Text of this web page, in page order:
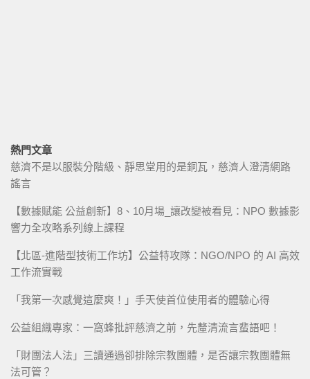
熱門文章
慈濟不是以服裝分階級、靜思堂用的是銅瓦，慈濟人澄清網路
謠言
【數據賦能 公益創新】8、10月場_讓改變被看見：NPO 數據影
響力全攻略系列線上課程
【北區-進階型技術工作坊】公益特攻隊：NGO/NPO 的 AI 高效
工作流實戰
「我第一次感覺這麼爽！」手天使首位使用者的體驗心得
公益組織專家：一窩蜂批評慈濟之前，先釐清流言蜚語吧！
「財團法人法」三讀通過卻排除宗教團體，是否讓宗教團體無
法可管？